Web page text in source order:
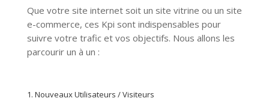
Que votre site internet soit un site vitrine ou un site
e-commerce, ces Kpi sont indispensables pour
suivre votre trafic et vos objectifs. Nous allons les
parcourir un à un :
1. Nouveaux Utilisateurs / Visiteurs